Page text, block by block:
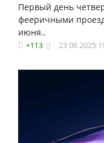
Первый день
фееричными
июня..
+113 23 06 2025